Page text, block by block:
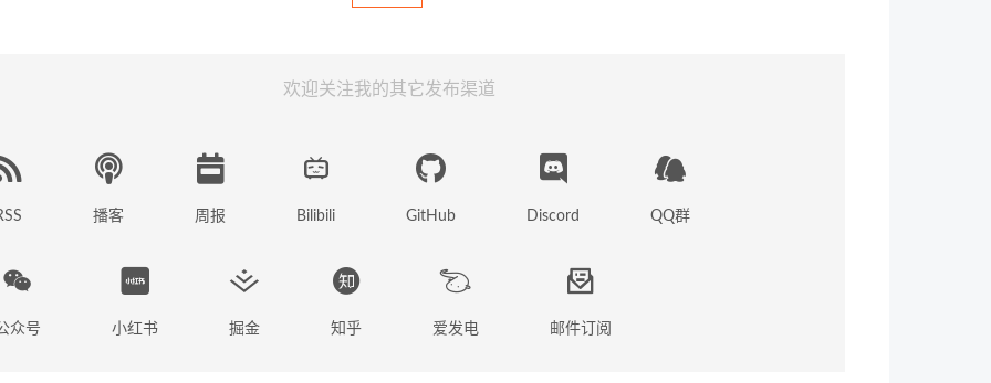
：本文采用
CC BY-NC-SA 4.0 协议 进行分发，转载请注明出处！
欢迎关注我的其它发布渠道
播客 周报 Bilibili GitHub Discord QQ群
众号 小红书 掘金 知乎 爱发电 邮件订阅